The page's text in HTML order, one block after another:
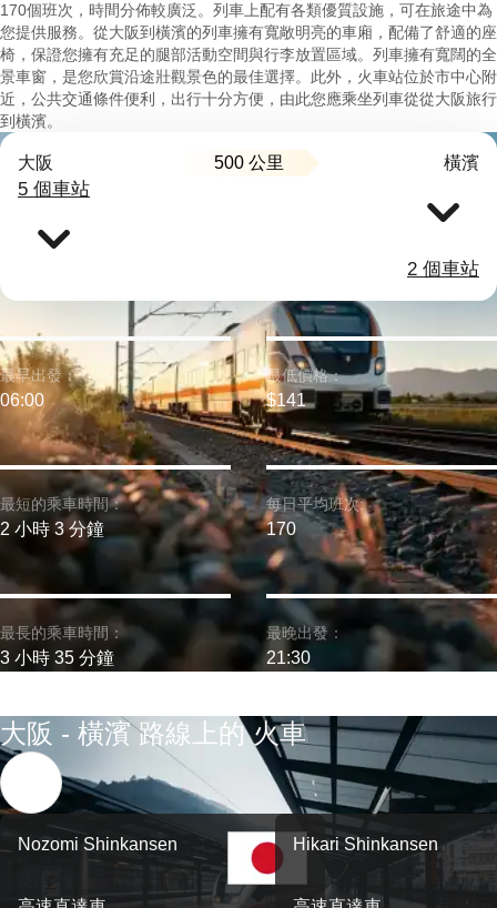
170個班次，時間分佈較廣泛。列車上配有各類優質設施，可在旅途中為
您提供服務。從大阪到橫濱的列車擁有寬敞明亮的車廂，配備了舒適的座
椅，保證您擁有充足的腿部活動空間與行李放置區域。列車擁有寬闊的全
景車窗，是您欣賞沿途壯觀景色的最佳選擇。此外，火車站位於市中心附
近，公共交通條件便利，出行十分方便，由此您應乘坐列車從從大阪旅行
到橫濱。
大阪 500 公里 橫濱
5 個車站
2 個車站
最短的乘車時間：
2 小時 3 分鐘
最早出發：
06:00
最長的乘車時間：
3 小時 35 分鐘
最低價格：
$141
每日平均班次:
170
最晚出發：
21:30
大阪 - 橫濱 路線上的 火車
Nozomi Shinkansen Hikari Shinkansen